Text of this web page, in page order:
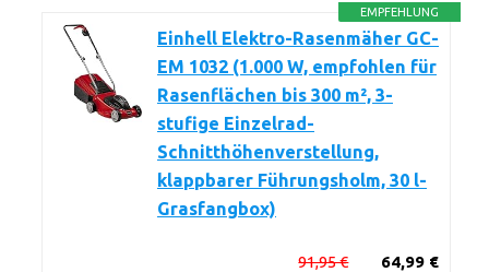
EMPFEHLUNG
Einhell Elektro-Rasenmäher GC-
EM 1032 (1.000 W, empfohlen für
Rasenflächen bis 300 m², 3-
stufige Einzelrad-
Schnitthöhenverstellung,
klappbarer Führungsholm, 30 l-
Grasfangbox)
64,99 €
91,95 €